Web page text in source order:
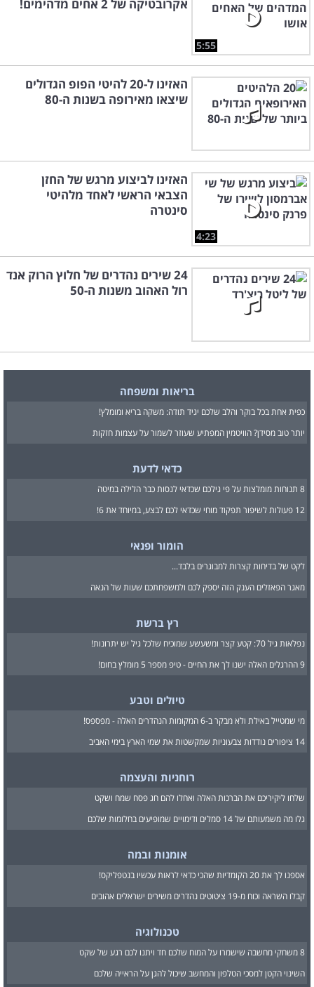
5:55
אקרובטיקה של 2 אחים מדהימים!
האזינו ל-20 להיטי הפופ הגדולים
שיצאו מאירופה בשנות ה-80
4:23
האזינו לביצוע מרגש של החזן
הצבאי הראשי לאחד מלהיטי
סינטרה
24 שירים נהדרים של חלוץ הרוק אנד
רול האהוב משנות ה-50
בריאות ומשפחה
כפית אחת בכל בוקר והלב שלכם יגיד תודה: משקה בריא ומומלץ!
יותר טוב מסידן? הוויטמין המפתיע שעוזר לשמור על עצמות חזקות
כדאי לדעת
8 תנוחות מומלצות על פי גילכם שכדאי לנסות כבר הלילה במיטה
12 פעולות לשיפור תפקוד מוחי שכדאי לכם לבצע, במיוחד את 6!
הומור ופנאי
לקט של בדיחות קצרות למבוגרים בלבד...
מאגר הפאזלים הענק הזה יספק לכם ולמשפחתכם שעות של הנאה
רץ ברשת
נפלאות גיל 70: קטע קצר ומשעשע שמוכיח שלכל גיל יש יתרונות!
9 ההרגלים האלה ישנו לך את החיים - טיפ מספר 5 מומלץ בחום!
טיולים וטבע
מי שמטייל באילת ולא מבקר ב-6 המקומות הנהדרים האלה - מפספס!
14 ציפורים נודדות צבעוניות שמקשטות את שמי הארץ בימי האביב
רוחניות והעצמה
שלחו ליקיריכם את הברכות האלה ואחלו להם חג פסח שמח ושקט
גלו מה משמעותם של 14 סמלים ודימויים שמופיעים בחלומות שלכם
אומנות ובמה
אספנו לך את 20 הקומדיות שהכי כדאי לראות עכשיו בנטפליקס!
קבלו השראה וכוח מ-19 ציטוטים נהדרים משירים ישראלים אהובים
טכנולוגיה
8 משחקי מחשבה שישמרו על המוח שלכם חד ויתנו לכם רגע של שקט
השינוי הקטן למסכי הטלפון והמחשב שיכול להגן על הראייה שלכם